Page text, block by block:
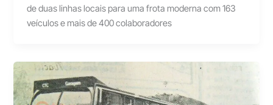
de duas linhas locais para uma frota moderna com 163
veículos e mais de 400 colaboradores